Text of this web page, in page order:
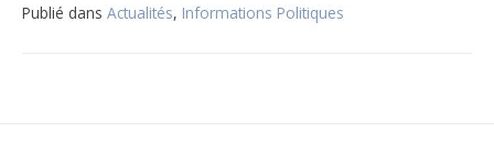
Publié dans Actualités, Informations Politiques